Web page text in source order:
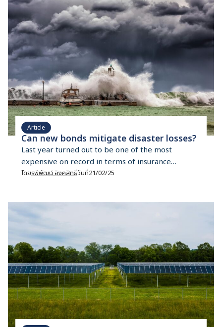
example, Mahidol Wittayanusorn School, located
on the Salaya Campus of Mahidol University in
Nakhon Pathom province, faces […]
Article
Can new bonds mitigate disaster losses?
Last year turned out to be one of the most
expensive on record in terms of insurance
payments resulting from natural disasters. In
expensive year for insurers in the last four
“Climate change is showing […]
โดยรพีพัฒน์ อิงคสิทธิ์วันที่21/02/25